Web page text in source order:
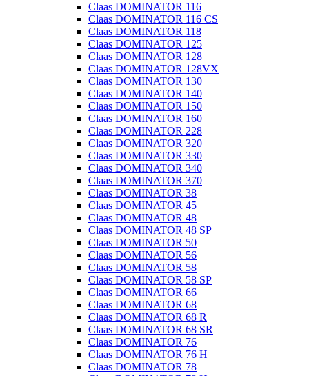
Claas DOMINATOR 116
Claas DOMINATOR 116 CS
Claas DOMINATOR 118
Claas DOMINATOR 125
Claas DOMINATOR 128
Claas DOMINATOR 128VX
Claas DOMINATOR 130
Claas DOMINATOR 140
Claas DOMINATOR 150
Claas DOMINATOR 160
Claas DOMINATOR 228
Claas DOMINATOR 320
Claas DOMINATOR 330
Claas DOMINATOR 340
Claas DOMINATOR 370
Claas DOMINATOR 38
Claas DOMINATOR 45
Claas DOMINATOR 48
Claas DOMINATOR 48 SP
Claas DOMINATOR 50
Claas DOMINATOR 56
Claas DOMINATOR 58
Claas DOMINATOR 58 SP
Claas DOMINATOR 66
Claas DOMINATOR 68
Claas DOMINATOR 68 R
Claas DOMINATOR 68 SR
Claas DOMINATOR 76
Claas DOMINATOR 76 H
Claas DOMINATOR 78